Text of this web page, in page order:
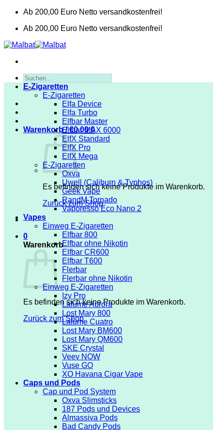
Zum
springen
Ab 200,00 Euro Netto versandkostenfrei!
Ab 200,00 Euro Netto versandkostenfrei!
Suchen
nach:
Warenkorb /€0,00 0
Es befinden sich keine Produkte im Warenkorb.
Zurück zum Shop
0
Warenkorb
Es befinden sich keine Produkte im Warenkorb.
Zurück zum Shop
E-Zigaretten
E-Zigaretten
Elfa Device
Elfa Turbo
Elfbar Master
Elfbar MAX 6000
ElfX Standard
ElfX Pro
ElfX Mega
E-Zigaretten
Oxva
Uwell (Caliburn & Typhos)
Geek Vape
RandM Tornado
Vaporesso Eco Nano 2
Vapes
Einweg E-Zigaretten
Elfbar 800
Elfbar ohne Nikotin
Elfbar CR600
Elfbar T600
Flerbar
Flerbar ohne Nikotin
Einweg E-Zigaretten
Izy Pro
Lafume Aurora
Lost Mary 800
Lafume Cuatro
Lost Mary BM600
Lost Mary QM600
SKE Crystal
Veev NOW
Vuse GO
XO Havana Cigar Vape
Caps und Pods
Cap und Pod System
Oxva Slimsticks
187 Pods und Devices
Almassiva Pods
Bad Candy Pods